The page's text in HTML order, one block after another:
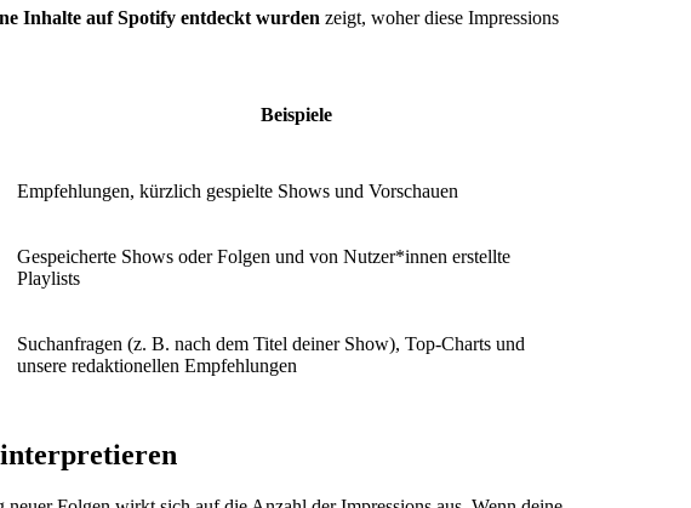
Inhalte auf Spotify entdeckt wurden zeigt, woher diese Impressions
Beispiele
Empfehlungen, kürzlich gespielte Shows und Vorschauen
Gespeicherte Shows oder Folgen und von Nutzer*innen erstellte
Playlists
Suchanfragen (z. B. nach dem Titel deiner Show), Top-Charts und
unsere redaktionellen Empfehlungen